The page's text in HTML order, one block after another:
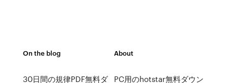
On the blog
30日間の規律PDF無料ダ
About
PC用のhotstar無料ダウン